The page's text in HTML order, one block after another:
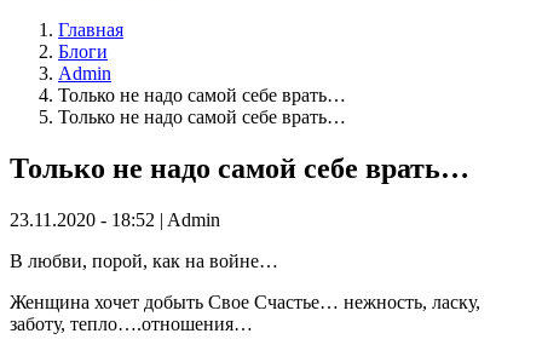
Главная
Блоги
Admin
Только не надо самой себе врать…
Только не надо самой себе врать…
Только не надо самой себе врать…
23.11.2020 - 18:52 | Admin
В любви, порой, как на войне…
Женщина хочет добыть Свое Счастье… нежность, ласку,
заботу, тепло….отношения…